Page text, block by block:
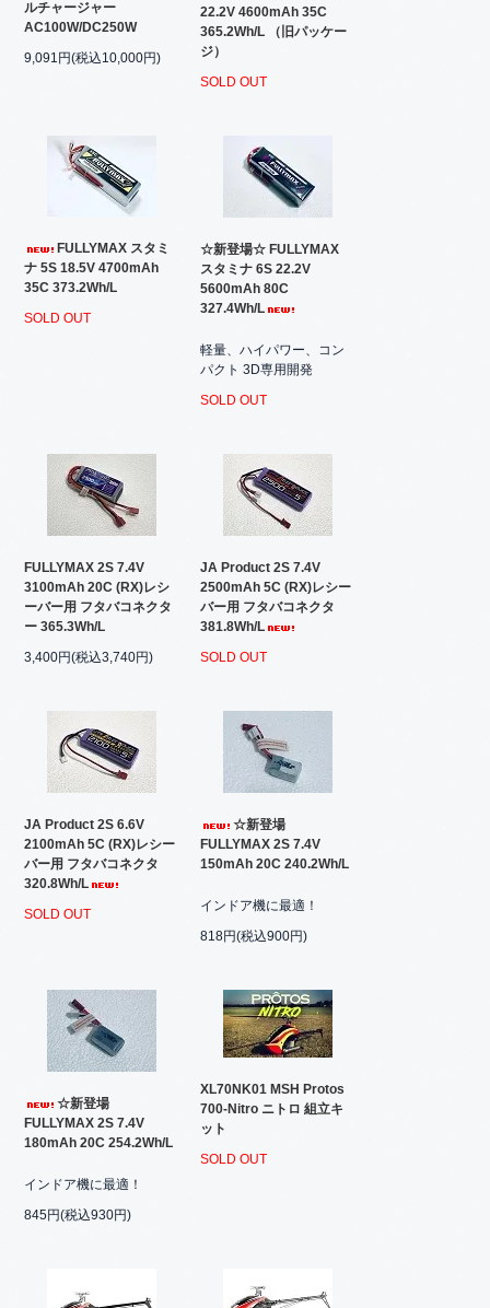
ルチャージャー
AC100W/DC250W
9,091円(税込10,000円)
22.2V 4600mAh 35C
365.2Wh/L （旧パッケー
ジ）
SOLD OUT
FULLYMAX スタミ
ナ 5S 18.5V 4700mAh
35C 373.2Wh/L
SOLD OUT
☆新登場☆ FULLYMAX
スタミナ 6S 22.2V
5600mAh 80C
327.4Wh/L
軽量、ハイパワー、コン
パクト 3D専用開発
SOLD OUT
FULLYMAX 2S 7.4V
3100mAh 20C (RX)レシ
ーバー用 フタバコネクタ
ー 365.3Wh/L
3,400円(税込3,740円)
JA Product 2S 7.4V
2500mAh 5C (RX)レシー
バー用 フタバコネクタ
381.8Wh/L
SOLD OUT
JA Product 2S 6.6V
2100mAh 5C (RX)レシー
バー用 フタバコネクタ
320.8Wh/L
SOLD OUT
☆新登場
FULLYMAX 2S 7.4V
150mAh 20C 240.2Wh/L
インドア機に最適！
818円(税込900円)
☆新登場
FULLYMAX 2S 7.4V
180mAh 20C 254.2Wh/L
インドア機に最適！
845円(税込930円)
XL70NK01 MSH Protos
700-Nitro ニトロ 組立キ
ット
SOLD OUT